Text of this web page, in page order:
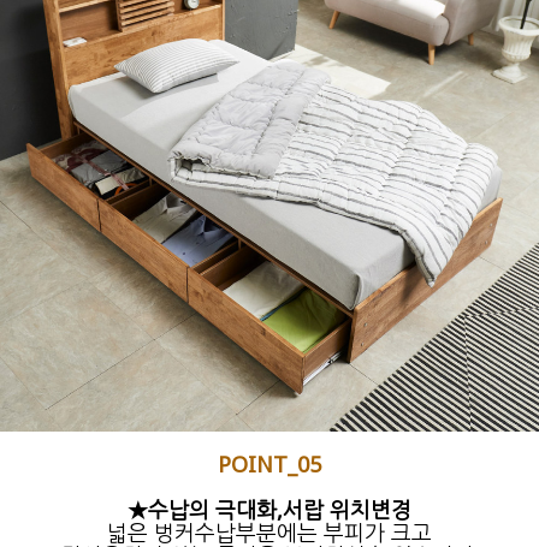
POINT_05
★수납의 극대화,서랍 위치변경
넓은 벙커수납부분에는 부피가 크고